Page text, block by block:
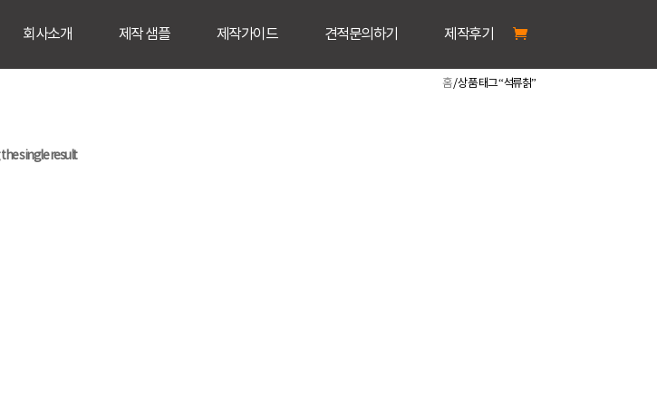
회사소개 제작 샘플 제작가이드 견적문의하기 제작후기
홈/ 상품 태그 “석류칡”
single result